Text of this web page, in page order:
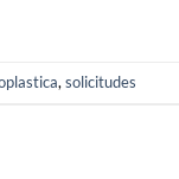
, solicitudes